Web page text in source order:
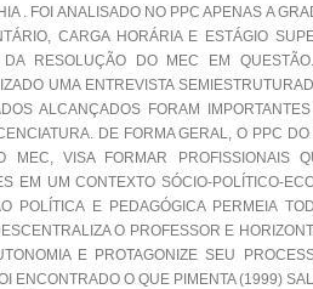
. FOI ANALISADO NO PPC APENAS A
CARGA HORÁRIA E ESTÁGIO
DA RESOLUÇÃO DO MEC EM
UMA ENTREVISTA
ALCANÇADOS FORAM
DE FORMA GERAL, O PPC
MEC, VISA FORMAR PROFISSIONAIS
EM UM CONTEXTO SÓCIO-POLÍTICO-
POLÍTICA E PEDAGÓGICA PERMEIA
O PROFESSOR E
E PROTAGONIZE SEU
ENCONTRADO O QUE PIMENTA (1999)